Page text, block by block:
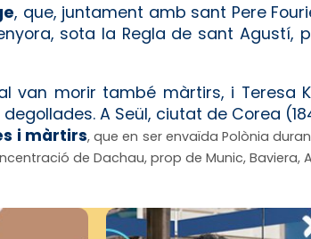
, que, juntament amb sant Pere
sota la Regla de sant Agustí,
van morir també màrtirs, i Teresa
A Seül, ciutat de Corea
i màrtirs, que en ser envaïda Polònia
de Dachau, prop de Munic, Baviera,